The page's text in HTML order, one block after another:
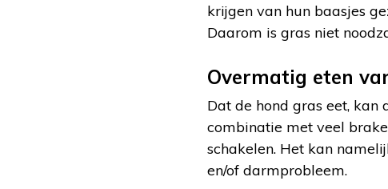
krijgen van hun baasjes
Daarom is gras niet
Overmatig eten
Dat de hond gras eet,
combinatie met veel
schakelen. Het kan
en/of darmprobleem.